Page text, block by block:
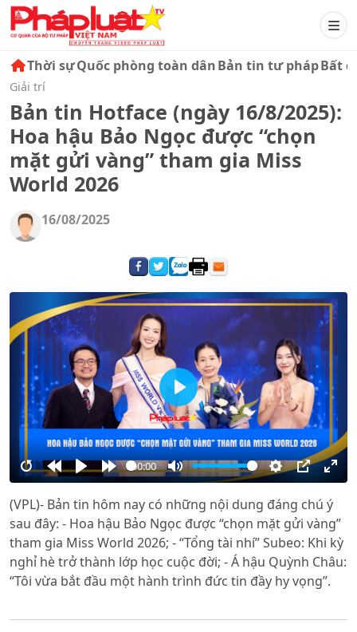
Thời sựQuốc phòng toàn dânBản tin tư phápBất
Giải trí
Bản tin Hotface (ngày 16/8/2025):
Hoa hậu Bảo Ngọc được “chọn
mặt gửi vàng” tham gia Miss
World 2026
16/08/2025
RestartRewind
10s
PlayForward
10s
00:00
Mute Settings
PIP
Play
(VPL)- Bản tin hôm nay có những nội dung đáng chú ý
sau đây: - Hoa hậu Bảo Ngọc được “chọn mặt gửi vàng”
tham gia Miss World 2026; - “Tổng tài nhí” Subeo: Khi kỳ
nghỉ hè trở thành lớp học cuộc đời; - Á hậu Quỳnh Châu:
“Tôi vừa bắt đầu một hành trình đức tin đầy hy vọng”.